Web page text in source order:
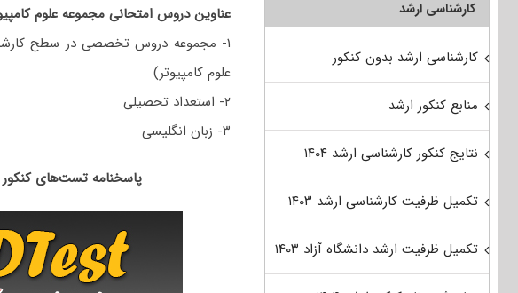
عناوین دروس امتحانی مجموعه علوم
۱- مجموعه دروس تخصصی در سطح
علوم کامپیوتر)
۲- استعداد تحصیلی
۳- زبان انگلیسی
پاسخنامه تست‌های کنکور دکتری ۹۶ ارائه‌شده از سوی سازمان
کارشناسی ارشد
کارشناسی ارشد بدون کنکور
منابع کنکور ارشد
نتایج کنکور کارشناسی ارشد ۱۴۰۴
تکمیل ظرفیت کارشناسی ارشد ۱۴۰۳
تکمیل ظرفیت ارشد دانشگاه آزاد ۱۴۰۳